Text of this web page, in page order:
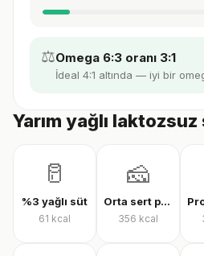
⚖️Omega 6:3 oranı 3:1
İdeal 4:1 altında — iyi bir
Yarım yağlı
🥛
%3 yağlı süt
61 kcal
🧀
Orta sert peynir
356 kcal